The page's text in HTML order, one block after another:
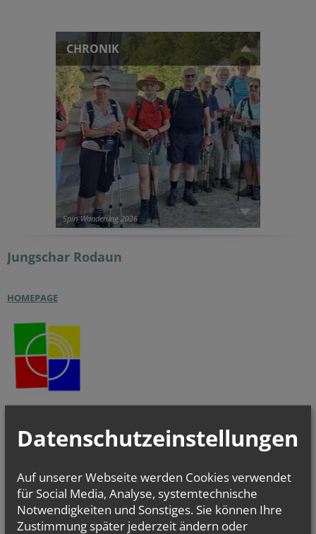
CHRONIK
Spiri Wanderung 2026
Jungschar Rodaun
HOMEPAGE
Datenschutzeinstellungen
Auf unserer Webseite werden Cookies verwendet
für Social Media, Analyse, systemtechnische
Notwendigkeiten und Sonstiges. Sie können Ihre
Zustimmung später jederzeit ändern oder